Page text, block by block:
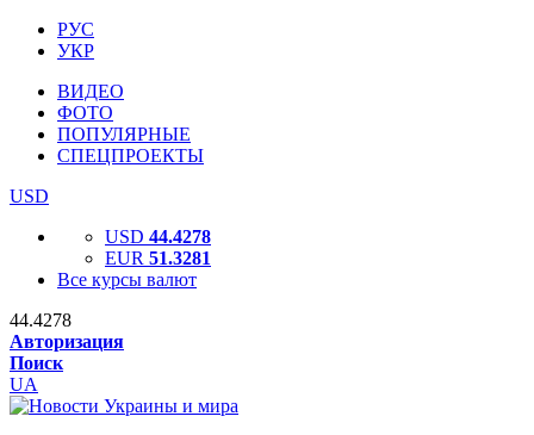
РУС
УКР
ВИДЕО
ФОТО
ПОПУЛЯРНЫЕ
СПЕЦПРОЕКТЫ
USD
USD 44.4278
EUR 51.3281
Все курсы валют
44.4278
Авторизация
Поиск
UA